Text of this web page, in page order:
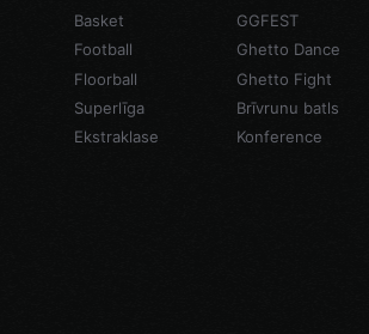
Basket
Football
Floorball
Superlīga
Ekstraklase
GGFEST
Ghetto Dance
Ghetto Fight
Brīvrunu batls
Konference